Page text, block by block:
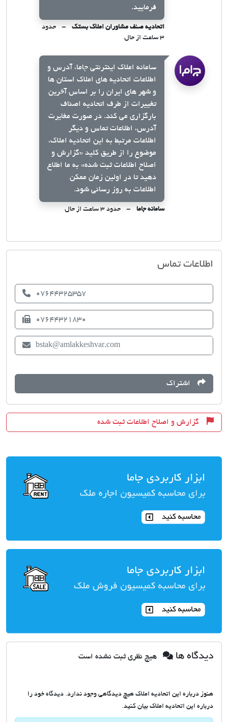
فرمایید.
اتحادیه صنف مشاوران املاک بستک
حدود
۳ ساعت از حال
سامانه املاک اینترنتی جاما، آدرس و
اطلاعات اتحادیه های املاک استان ها
و شهر های ایران را بر اساس آخرین
تغییرات از طرف اتحادیه اصناف
بارگزاری می کند. در صورت مغایرت
آدرس، اطلاعات تماس و دیگر
اطلاعات مرتبط به این اتحادیه املاک،
موضوع را از طریق کلید «گزارش و
اصلاح اطلاعات ثبت شده» به ما اطلاع
دهید تا در اولین زمان ممکن
اطلاعات به روز رسانی شود.
سامانه جاما حدود ۳ ساعت از حال
اطلاعات تماس
07644325357
07644321830
bstak@amlakkeshvar.com
اشتراک
گزارش و اصلاح اطلاعات ثبت شده
دیدگاه ها هیچ نظری ثبت نشده است
هنوز درباره این اتحادیه املاک هیچ دیدگاهی وجود ندارد. دیدگاه خود را
درباره این اتحادیه املاک بیان کنید.